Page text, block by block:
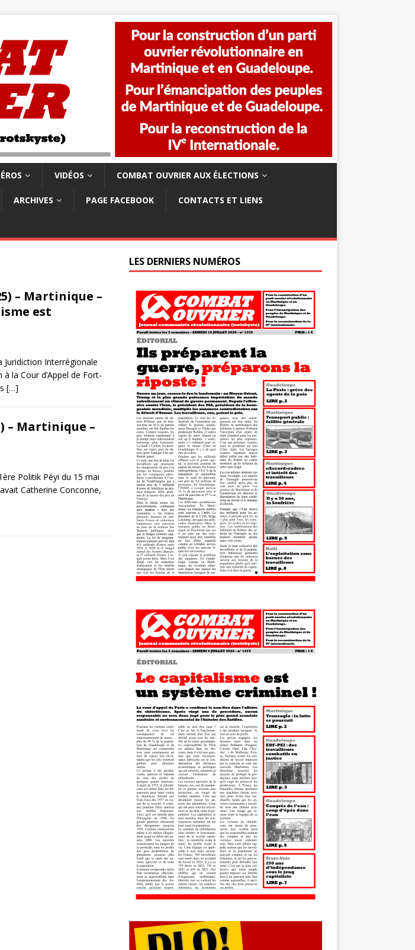
VIDÉOS COMBAT OUVRIER AUX ÉLECTIONS
ARCHIVES PAGE FACEBOOK CONTACTS ET LIENS
– Martinique –
est
Juridiction Interrégionale
à la Cour d’Appel de Fort-
[…]
– Martinique –
Politik Péyi du 15 mai
Catherine Conconne,
LES DERNIERS NUMÉROS